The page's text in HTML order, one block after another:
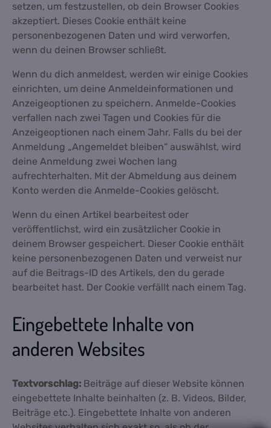
setzen, um festzustellen, ob dein Browser Cookies
akzeptiert. Dieses Cookie enthält keine
personenbezogenen Daten und wird verworfen,
wenn du deinen Browser schließt.
Wenn du dich anmeldest, werden wir einige Cookies
einrichten, um deine Anmeldeinformationen und
Anzeigeoptionen zu speichern. Anmelde-Cookies
verfallen nach zwei Tagen und Cookies für die
Anzeigeoptionen nach einem Jahr. Falls du bei der
Anmeldung „Angemeldet bleiben“ auswählst, wird
deine Anmeldung zwei Wochen lang
aufrechterhalten. Mit der Abmeldung aus deinem
Konto werden die Anmelde-Cookies gelöscht.
Wenn du einen Artikel bearbeitest oder
veröffentlichst, wird ein zusätzlicher Cookie in
deinem Browser gespeichert. Dieser Cookie enthält
keine personenbezogenen Daten und verweist nur
auf die Beitrags-ID des Artikels, den du gerade
bearbeitet hast. Der Cookie verfällt nach einem Tag.
Eingebettete Inhalte von
anderen Websites
Textvorschlag: Beiträge auf dieser Website können
eingebettete Inhalte beinhalten (z. B. Videos, Bilder,
Beiträge etc.). Eingebettete Inhalte von anderen